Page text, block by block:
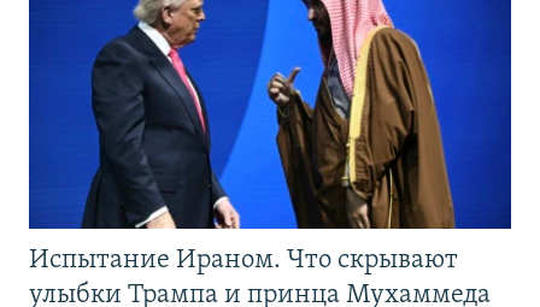
Испытание Ираном. Что скрывают
улыбки Трампа и принца Мухаммеда